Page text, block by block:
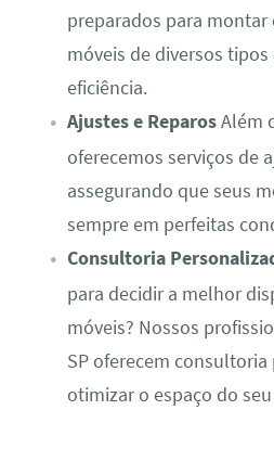
preparados para montar
móveis de diversos
eficiência.
Ajustes e ReparosAlém
oferecemos serviços de
assegurando que seus
sempre em perfeitas
Consultoria
para decidir a melhor
móveis? Nossos
SP oferecem
otimizar o espaço do